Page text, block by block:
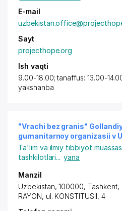
E-mail
Sayt
projecthope.org
Ish vaqti
9.00-18.00; tanaffus: 13.00-
yakshanba
"Vrachi bez granis"
gumanitarnoy organizasii v
Ta'lim va ilmiy tibbiyot
tashkilotlari... yana
Manzil
Uzbekistan, 100000, Tashkent,
RAYON, ul. KONSTITUSII, 4